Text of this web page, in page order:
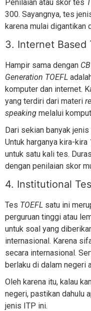
Penilaian atau skor tes
300. Sayangnya, tes
karena mulai digantikan
3. Internet Based
Hampir sama dengan
Generation TOEFL
komputer dan internet.
yang terdiri dari materi
speaking melalui
Dari sekian banyak
Untuk harganya kira-
untuk satu kali tes.
dengan penilaian skor
4. Institutional
Tes TOEFL satu ini
perguruan tinggi atau
untuk soal yang
internasional. Karena
secara internasional.
berlaku di dalam negeri
Oleh karena itu, kalau
negeri, pastikan dahulu
jenis ITP ini.